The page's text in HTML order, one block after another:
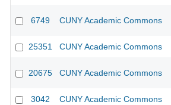
6749 CUNY Academic Commons
25351 CUNY Academic Commons
20675 CUNY Academic Commons
3042 CUNY Academic Commons